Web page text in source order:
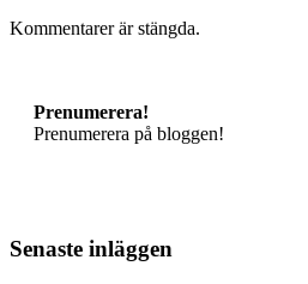
Kommentarer är stängda.
Prenumerera!
Prenumerera på bloggen!
Senaste inläggen